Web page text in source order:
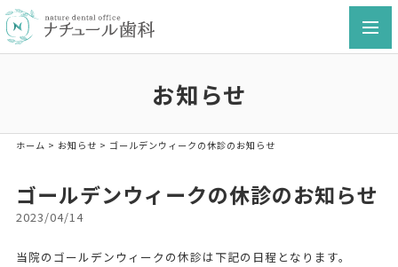
お知らせ
ホーム > お知らせ > ゴールデンウィークの休診のお知らせ
ゴールデンウィークの休診のお知らせ
2023/04/14
当院のゴールデンウィークの休診は下記の日程となります。